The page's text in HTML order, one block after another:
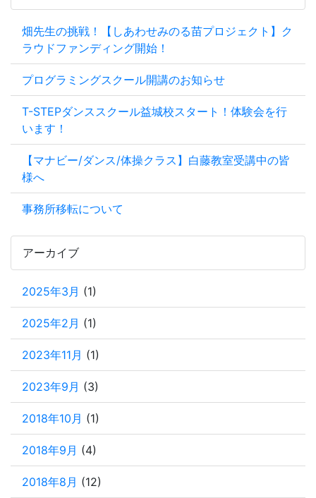
畑先生の挑戦！【しあわせみのる苗プロジェクト】ク
ラウドファンディング開始！
プログラミングスクール開講のお知らせ
T-STEPダンススクール益城校スタート！体験会を行
います！
【マナビー/ダンス/体操クラス】白藤教室受講中の皆
様へ
事務所移転について
アーカイブ
2025年3月 (1)
2025年2月 (1)
2023年11月 (1)
2023年9月 (3)
2018年10月 (1)
2018年9月 (4)
2018年8月 (12)